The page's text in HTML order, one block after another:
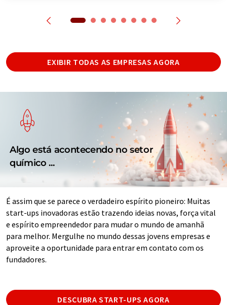
EXIBIR TODAS AS EMPRESAS AGORA
Algo está acontecendo no setor
químico ...
É assim que se parece o verdadeiro espírito pioneiro: Muitas
start-ups inovadoras estão trazendo ideias novas, força vital
e espírito empreendedor para mudar o mundo de amanhã
para melhor. Mergulhe no mundo dessas jovens empresas e
aproveite a oportunidade para entrar em contato com os
fundadores.
DESCUBRA START-UPS AGORA